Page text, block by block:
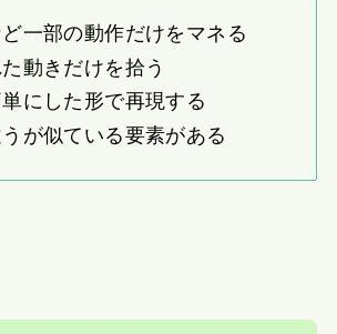
一部の動作だけをマネる
動きだけを拾う
にした形で再現する
が似ている要素がある